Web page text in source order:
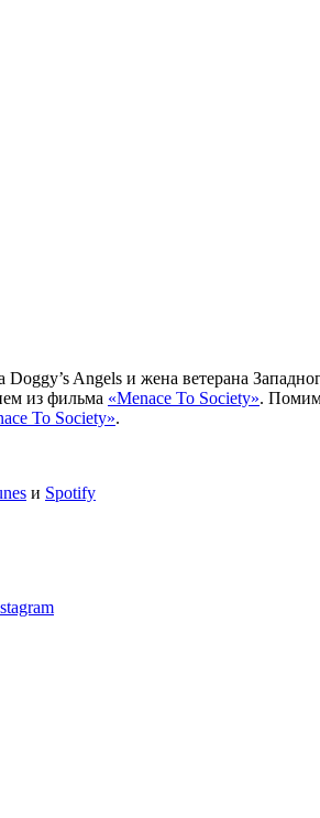
Doggy’s Angels и жена ветерана
из фильма «Menace To Society».
To Society».
и Spotify